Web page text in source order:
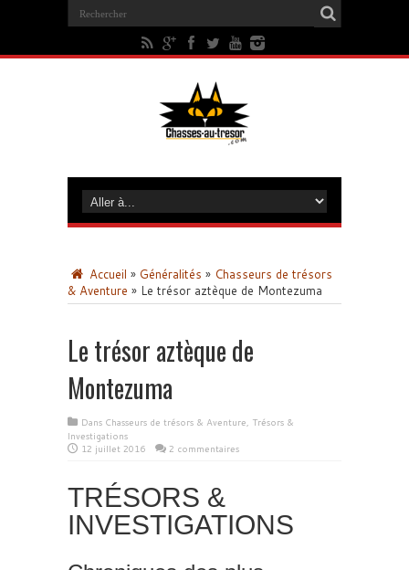
Accueil » Généralités » Chasseurs de trésors
& Aventure » Le trésor aztèque de Montezuma
Le trésor aztèque de
Montezuma
Dans Chasseurs de trésors & Aventure, Trésors &
Investigations
12 juillet 2016
2 commentaires
TRÉSORS &
INVESTIGATIONS